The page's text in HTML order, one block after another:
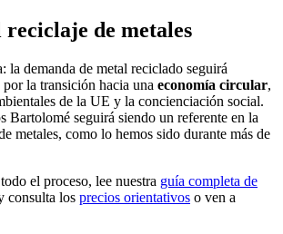
de metales
la demanda de metal reciclado seguirá
la transición hacia una economía circular,
de la UE y la concienciación social.
Bartolomé seguirá siendo un referente en la
metales, como lo hemos sido durante más de
el proceso, lee nuestra guía completa de
consulta los precios orientativos o ven a